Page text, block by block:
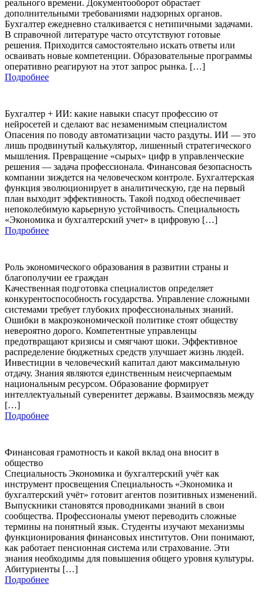
реального времени. Документооборот обрастает
дополнительными требованиями надзорных органов.
Бухгалтер ежедневно сталкивается с нетипичными задачами.
В справочной литературе часто отсутствуют готовые
решения. Приходится самостоятельно искать ответы или
осваивать новые компетенции. Образовательные программы
оперативно реагируют на этот запрос рынка. […]
Подробнее
Бухгалтер + ИИ: какие навыки спасут профессию от
нейросетей и сделают вас незаменимым специалистом
Опасения по поводу автоматизации часто раздуты. ИИ — это
лишь продвинутый калькулятор, лишенный стратегического
мышления. Превращение «сырых» цифр в управленческие
решения — задача профессионала. Финансовая безопасность
компании зиждется на человеческом контроле. Бухгалтерская
функция эволюционирует в аналитическую, где на первый
план выходит эффективность. Такой подход обеспечивает
непоколебимую карьерную устойчивость. Специальность
«Экономика и бухгалтерский учет» в цифровую […]
Подробнее
Роль экономического образования в развитии страны и
благополучии ее граждан
Качественная подготовка специалистов определяет
конкурентоспособность государства. Управление сложными
системами требует глубоких профессиональных знаний.
Ошибки в макроэкономической политике стоят обществу
невероятно дорого. Компетентные управленцы
предотвращают кризисы и смягчают шоки. Эффективное
распределение бюджетных средств улучшает жизнь людей.
Инвестиции в человеческий капитал дают максимальную
отдачу. Знания являются единственным неисчерпаемым
национальным ресурсом. Образование формирует
интеллектуальный суверенитет державы. Взаимосвязь между
[…]
Подробнее
Финансовая грамотность и какой вклад она вносит в
общество
Специальность Экономика и бухгалтерский учёт как
инструмент просвещения Специальность «Экономика и
бухгалтерский учёт» готовит агентов позитивных изменений.
Выпускники становятся проводниками знаний в свои
сообщества. Профессионалы умеют переводить сложные
термины на понятный язык. Студенты изучают механизмы
функционирования финансовых институтов. Они понимают,
как работает пенсионная система или страхование. Эти
знания необходимы для повышения общего уровня культуры.
Абитуриенты […]
Подробнее